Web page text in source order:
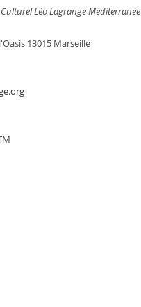
Léo Lagrange Méditerranée
13015 Marseille